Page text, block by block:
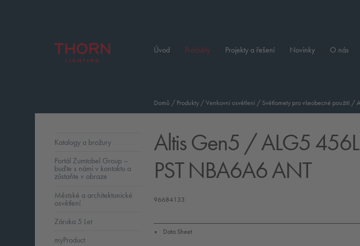
Úvod Produkty Projekty a řešení Novinky O nás
Domů / Produkty /Venkovní osvětlení / Světlomety pro všeobecné použití /
Altis Gen5 / ALG5
PST NBA6A6 ANT
96684133
▼ Data Sheet
Katalogy a brožury
Portál Zumtobel Group –
buďte s námi v kontaktu a
zůstaňte v obraze
Městské a architektonické
osvětlení
Záruka 5 Let
myProduct